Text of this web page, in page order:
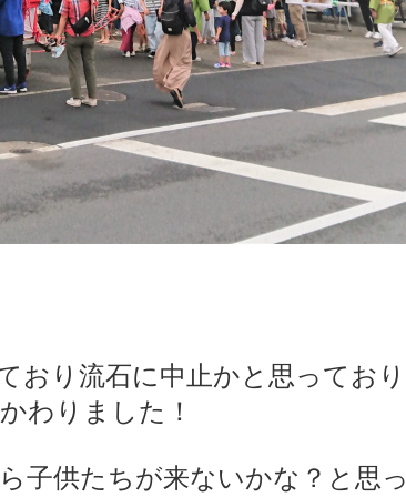
おり流石に中止かと思っており
わりました！
子供たちが来ないかな？と思っ